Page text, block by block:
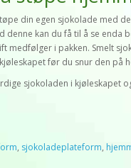
din egen sjokolade med
denne kan du få til å se enda
medfølger i pakken. Smelt
før du snur den på
sjokoladen i kjøleskapet
, sjokoladeplateform,